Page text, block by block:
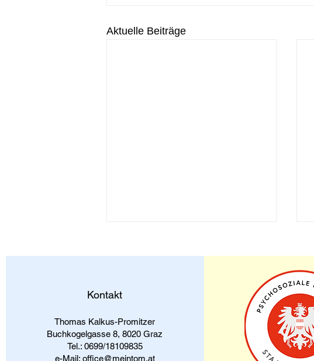
Aktuelle Beiträge
Dunkelheit
jemanden zu trösten und es hat
nicht funktioniert? Vielleicht hast
du gesagt: „Das wird schon
wieder“ oder...
Kontakt
Thomas Kalkus-Promitzer
Buchkogelgasse 8, 8020 Graz
Tel.: 0699/18109835
e-Mail: office@meintom.at